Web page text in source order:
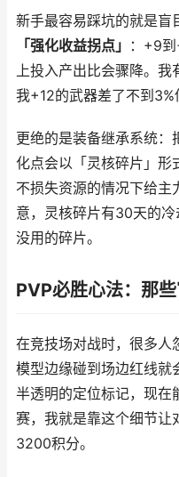
新手最容易踩坑的就是盲
「强化收益拐点」
：+9
上投入产出比会骤降。我
我+12的武器差了不到3%
更绝的是装备继承系统：
化点会以「灵核碎片」形
不损失资源的情况下给主
意，灵核碎片有30天的
没用的碎片。
PVP必胜心法：那
在竞技场对战时，很多人
模型边缘碰到场边红线就
半透明的定位标记，现在
赛，我就是靠这个细节让
3200积分。